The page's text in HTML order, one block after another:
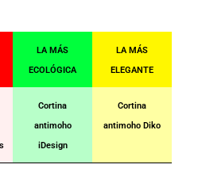
LA MÁS
ECOLÓGICA
LA MÁS
ELEGANTE
Cortina
antimoho
iDesign
Cortina
antimoho Diko